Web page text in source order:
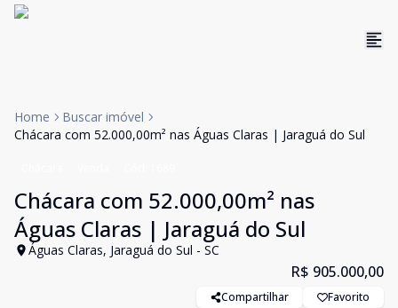
Home
Buscar imóvel
Chácara com 52.000,00m² nas Águas Claras | Jaraguá do Sul
Chácara com 52.000,00m² nas
Águas Claras | Jaraguá do Sul
Águas Claras, Jaraguá do Sul - SC
R$ 905.000,00
Compartilhar Favorito